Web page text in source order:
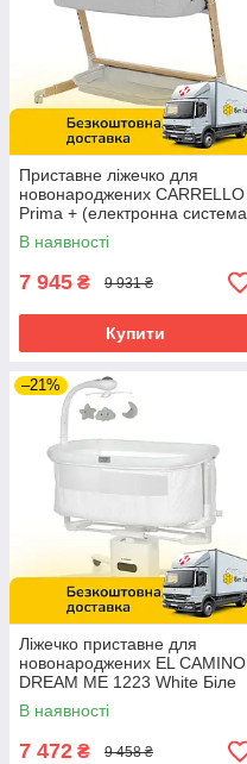
Приставне ліжечко для
новонароджених CARRELLO
Prima + (електронна система
заколисування) CRL-16504
Cloud Grey Сіре
В наявності
7 945 ₴ 9 931 ₴
Купити
–21%
Ліжечко приставне для
новонароджених EL CAMINO
DREAM ME 1223 White Біле
В наявності
7 472 ₴ 9 458 ₴